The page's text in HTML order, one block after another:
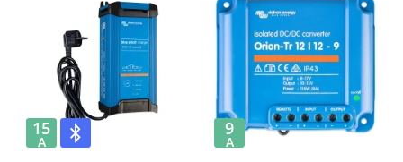
15
A
9
A